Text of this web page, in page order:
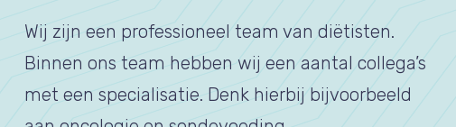
Wij zijn een professioneel team van diëtisten.
Binnen ons team hebben wij een aantal collega’s
met een specialisatie. Denk hierbij bijvoorbeeld